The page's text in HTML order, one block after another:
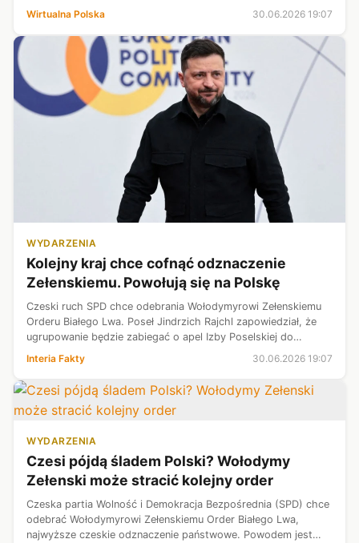
13-letni syn odniósł lżejsze obrażenia. Służby z Monako i
Wirtualna Polska 30.06.2026 19:07
WYDARZENIA
Kolejny kraj chce cofnąć odznaczenie
Zełenskiemu. Powołują się na Polskę
Czeski ruch SPD chce odebrania Wołodymyrowi Zełenskiemu
Orderu Białego Lwa. Poseł Jindrzich Rajchl zapowiedział, że
ugrupowanie będzie zabiegać o apel Izby Poselskiej do
prezydenta Petra Pavla. Wzorem dla niego jest decyzja
prezydenta Polski Karola N...
Interia Fakty 30.06.2026 19:07
WYDARZENIA
Czesi pójdą śladem Polski? Wołodymy
Zełenski może stracić kolejny order
Czeska partia Wolność i Demokracja Bezpośrednia (SPD) chce
odebrać Wołodymyrowi Zełenskiemu Order Białego Lwa,
najwyższe czeskie odznaczenie państwowe. Powodem jest